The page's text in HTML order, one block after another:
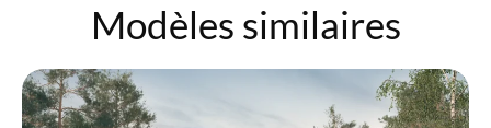
Modèles similaires